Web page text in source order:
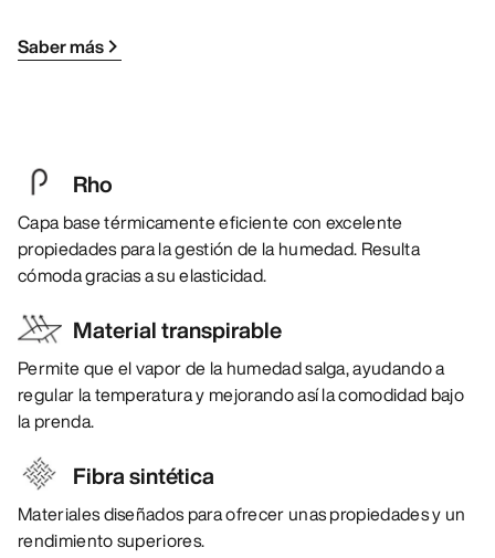
Saber más
Rho
Capa base térmicamente eficiente con excelente
propiedades para la gestión de la humedad. Resulta
cómoda gracias a su elasticidad.
Material transpirable
Permite que el vapor de la humedad salga, ayudando a
regular la temperatura y mejorando así la comodidad bajo
la prenda.
Fibra sintética
Materiales diseñados para ofrecer unas propiedades y un
rendimiento superiores.